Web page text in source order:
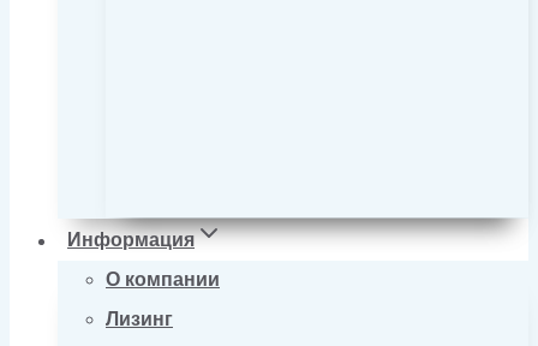
Информация
О компании
Лизинг